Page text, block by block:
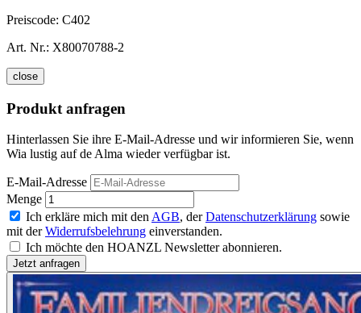
Preiscode: C402
Art. Nr.: X80070788-2
close
Produkt anfragen
Hinterlassen Sie ihre E-Mail-Adresse und wir informieren Sie, wenn
Wia lustig auf de Alma wieder verfügbar ist.
E-Mail-Adresse
Menge
Ich erkläre mich mit den AGB, derDatenschutzerklärung sowie
mit derWiderrufsbelehrung einverstanden.
Ich möchte den HOANZL Newsletter abonnieren.